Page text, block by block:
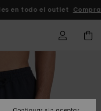
todo el outlet Comprar